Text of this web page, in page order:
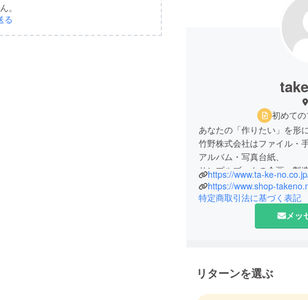
。
る
初めて
あなたの「作りたい」を形に
竹野株式会社はファイル・
アルバム・写真台紙、
サンプルブックの企画・製
合紙製品企業です。
アルバム製造の技術を使い
届けしたいと思います！
https://www.ta-ke-
https://www.shop-
特定商取引法に基づく表記
メッ
リターンを選ぶ